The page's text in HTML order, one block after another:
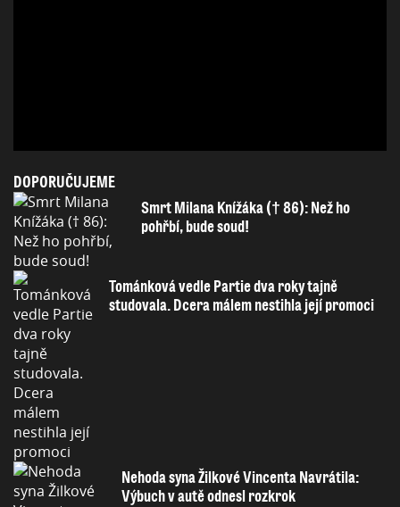
DOPORUČUJEME
Smrt Milana Knížáka († 86): Než ho
pohřbí, bude soud!
Tománková vedle Partie dva roky tajně
studovala. Dcera málem nestihla její promoci
Nehoda syna Žilkové Vincenta Navrátila:
Výbuch v autě odnesl rozkrok